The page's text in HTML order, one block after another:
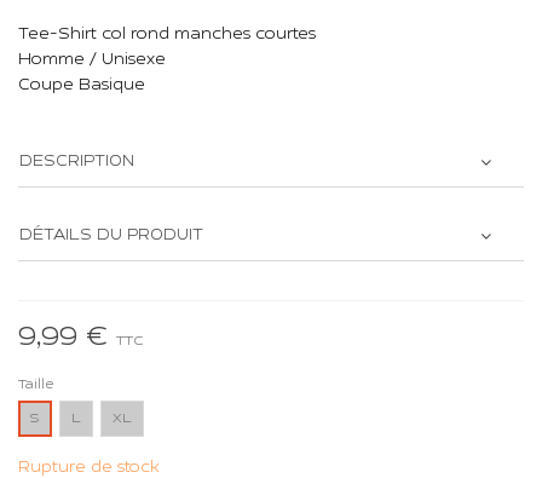
Tee-Shirt col rond manches courtes
Homme / Unisexe
Coupe Basique
DESCRIPTION
DÉTAILS DU PRODUIT
9,99 € TTC
Taille
S L XL
Rupture de stock